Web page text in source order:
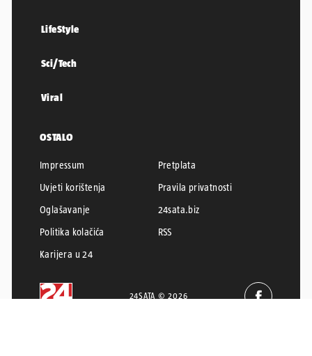
LifeStyle
Sci/Tech
Viral
OSTALO
Impressum
Pretplata
Uvjeti korištenja
Pravila privatnosti
Oglašavanje
24sata.biz
Politika kolačića
RSS
Karijera u 24
24SATA © 2026